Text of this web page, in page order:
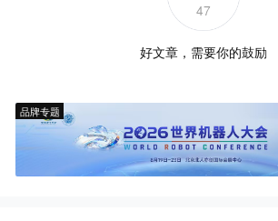
47
好文章，需要你的鼓励
品牌专题